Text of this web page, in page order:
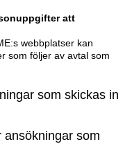
att
webbplatser kan
som följer av avtal som
som skickas in
ansökningar som